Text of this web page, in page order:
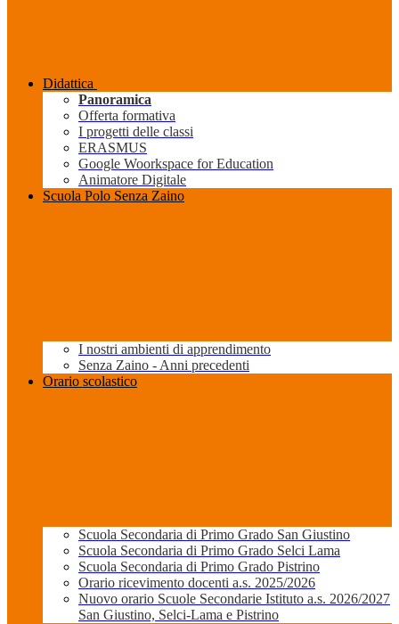
Didattica
Panoramica
Offerta formativa
I progetti delle classi
ERASMUS
Google Woorkspace for Education
Animatore Digitale
Scuola Polo Senza Zaino
I nostri ambienti di apprendimento
Senza Zaino - Anni precedenti
Orario scolastico
Scuola Secondaria di Primo Grado San Giustino
Scuola Secondaria di Primo Grado Selci Lama
Scuola Secondaria di Primo Grado Pistrino
Orario ricevimento docenti a.s. 2025/2026
Nuovo orario Scuole Secondarie Istituto a.s. 2026/2027
San Giustino, Selci-Lama e Pistrino